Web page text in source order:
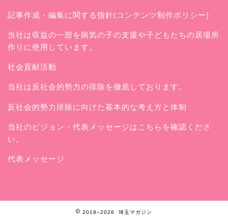
記事作成・編集に関する指針(コンテンツ制作ポリシー)
当社は収益の一部を病気の子の支援や子どもたちの居場所
作りに使用しています。
社会貢献活動
当社は反社会的勢力の排除を徹底しております。
反社会的勢力排除に向けた基本的な考え方と体制
当社のビジョン・代表メッセージはこちらを確認くださ
い。
代表メッセージ
2019–2026 埼玉マガジン